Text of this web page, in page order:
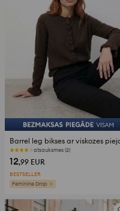
atsauksmes (2)
12,99 EUR
BESTSELLER
Feminine Drop